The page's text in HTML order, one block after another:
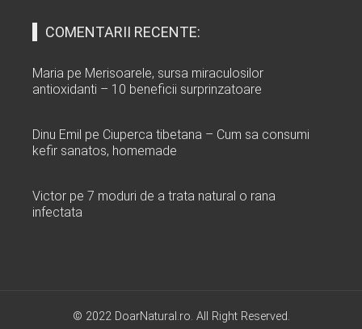
COMENTARII RECENTE:
Maria pe Merisoarele, sursa miraculosilor
antioxidanti – 10 beneficii surprinzatoare
Dinu Emil pe Ciuperca tibetana – Cum sa consumi
kefir sanatos, homemade
Victor pe 7 moduri de a trata natural o rana
infectata
© 2022 DoarNatural.ro. All Right Reserved.